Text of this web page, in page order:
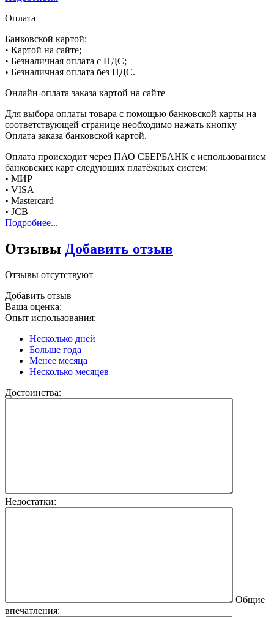
Оплата
Банковской картой:
• Картой на сайте;
• Безналичная оплата с НДС;
• Безналичная оплата без НДС.
Онлайн-оплата заказа картой на сайте
Для выбора оплаты товара с помощью банковской карты на
соответствующей странице необходимо нажать кнопку
Оплата заказа банковской картой.
Оплата происходит через ПАО СБЕРБАНК с использованием
банковских карт следующих платёжных систем:
• МИР
• VISA
• Mastercard
• JCB
Подробнее...
Отзывы Добавить отзыв
Отзывы отсутствуют
Добавить отзыв
Ваша оценка:
Опыт использования:
Несколько дней
Больше года
Менее месяца
Несколько месяцев
Достоинства:
Недостатки:
Общие
впечатления: